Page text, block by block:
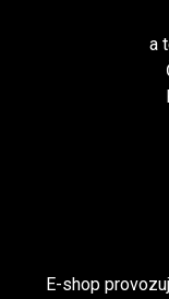
a
E-shop